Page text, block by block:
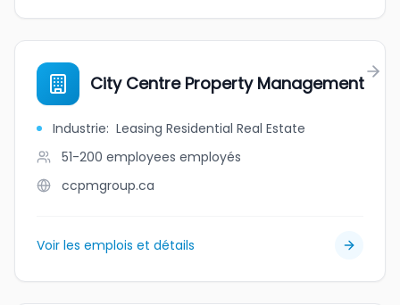
City Centre Property Management
Industrie: Leasing Residential Real Estate
51-200 employees employés
ccpmgroup.ca
Voir les emplois et détails